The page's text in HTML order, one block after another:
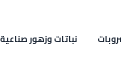
نباتات وزهور صناعية